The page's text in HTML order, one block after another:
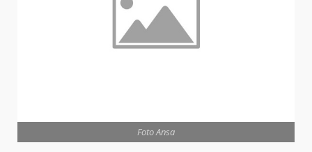
Foto Ansa